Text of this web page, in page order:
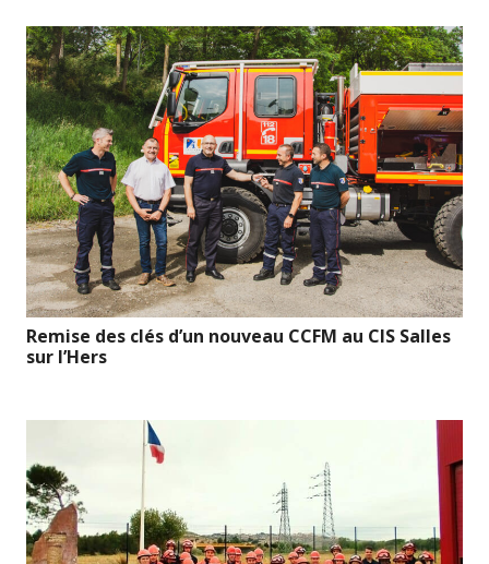
Remise des clés d’un nouveau CCFM au CIS Salles
sur l’Hers